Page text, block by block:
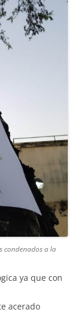
condenados a la
ya que con
acerado